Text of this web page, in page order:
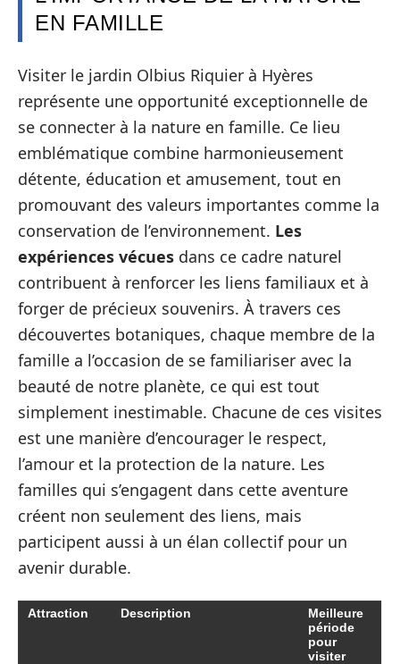
EN FAMILLE
Visiter le jardin Olbius Riquier à Hyères
représente une opportunité exceptionnelle de
se connecter à la nature en famille. Ce lieu
emblématique combine harmonieusement
détente, éducation et amusement, tout en
promouvant des valeurs importantes comme la
conservation de l’environnement. Les
expériences vécues dans ce cadre naturel
contribuent à renforcer les liens familiaux et à
forger de précieux souvenirs. À travers ces
découvertes botaniques, chaque membre de la
famille a l’occasion de se familiariser avec la
beauté de notre planète, ce qui est tout
simplement inestimable. Chacune de ces visites
est une manière d’encourager le respect,
l’amour et la protection de la nature. Les
familles qui s’engagent dans cette aventure
créent non seulement des liens, mais
participent aussi à un élan collectif pour un
avenir durable.
Attraction Description
Meilleure
période
pour
visiter